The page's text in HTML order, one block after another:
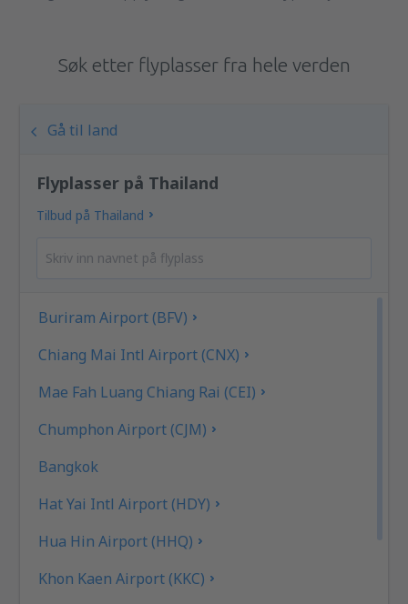
Søk etter flyplasser fra hele verden
Gå til land
Flyplasser på Thailand
Tilbud på Thailand
Buriram Airport (BFV)
Chiang Mai Intl Airport (CNX)
Mae Fah Luang Chiang Rai (CEI)
Chumphon Airport (CJM)
Bangkok
Hat Yai Intl Airport (HDY)
Hua Hin Airport (HHQ)
Khon Kaen Airport (KKC)